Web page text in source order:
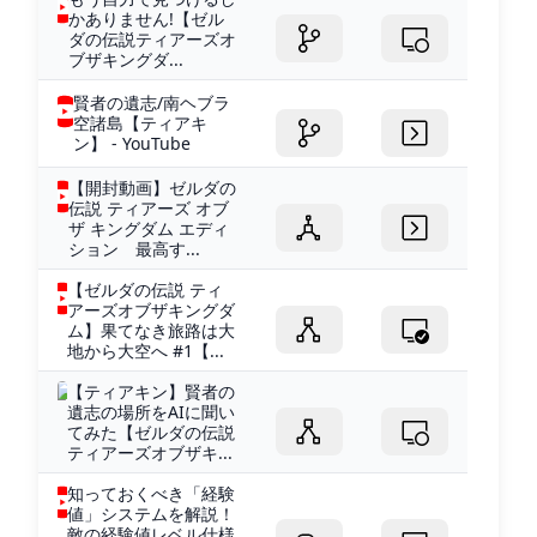
かありません!【ゼル
ダの伝説ティアーズオ
ブザキングダ...
賢者の遺志/南ヘブラ
空諸島【ティアキ
ン】 - YouTube
【開封動画】ゼルダの
伝説 ティアーズ オブ
ザ キングダム エディ
ション 最高す...
【ゼルダの伝説 ティ
アーズオブザキングダ
ム】果てなき旅路は大
地から大空へ #1【...
【ティアキン】賢者の
遺志の場所をAIに聞い
てみた【ゼルダの伝説
ティアーズオブザキ...
知っておくべき「経験
値」システムを解説！